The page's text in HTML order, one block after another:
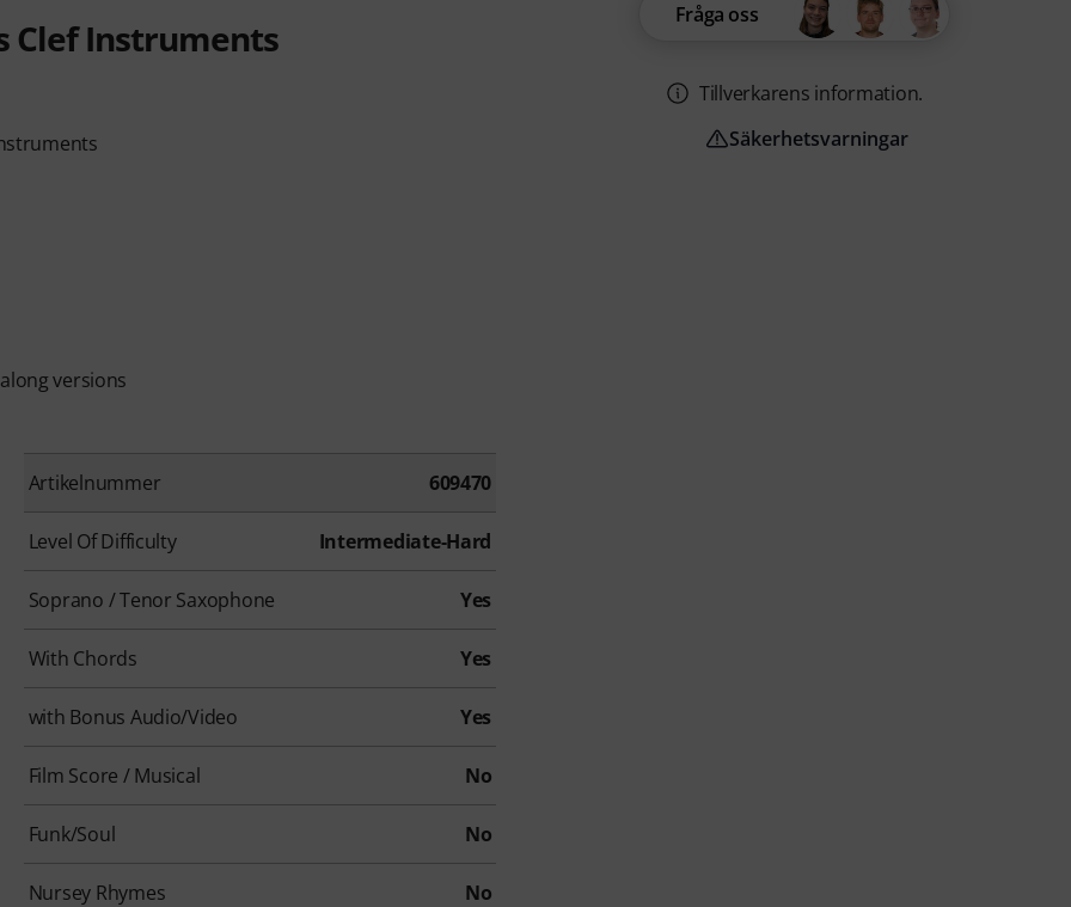
Clef Instruments
versions
Artikelnummer 609470
Level Of Difficulty Intermediate-Hard
Soprano / Tenor Saxophone Yes
With Chords Yes
with Bonus Audio/Video Yes
Film Score / Musical No
Funk/Soul No
Nursey Rhymes No
Fråga oss
Tillverkarens information.
Säkerhetsvarningar